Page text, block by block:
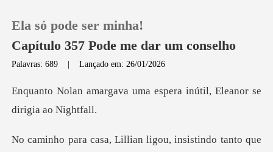
0
Ela só pode ser minha!
Capítulo 357 Pode me dar um conselho
Palavras: 689 |Lançado em: 26/01/2026
ma espera inútil, Eleanor
gou, insistindo tanto que